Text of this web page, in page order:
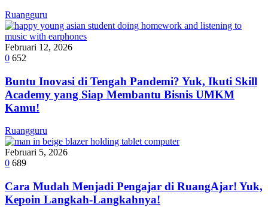
Ruangguru
Februari 12, 2026
0 652
Buntu Inovasi di Tengah Pandemi? Yuk, Ikuti Skill
Academy yang Siap Membantu Bisnis UMKM
Kamu!
Ruangguru
Februari 5, 2026
0 689
Cara Mudah Menjadi Pengajar di RuangAjar! Yuk,
Kepoin Langkah-Langkahnya!